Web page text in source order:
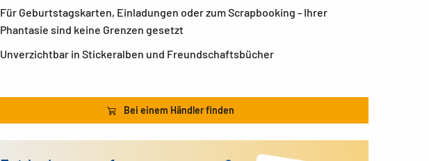
Für Geburtstagskarten, Einladungen oder zum Scrapbooking - Ihrer
Phantasie sind keine Grenzen gesetzt
Unverzichtbar in Stickeralben und Freundschaftsbücher
Bei einem Händler finden